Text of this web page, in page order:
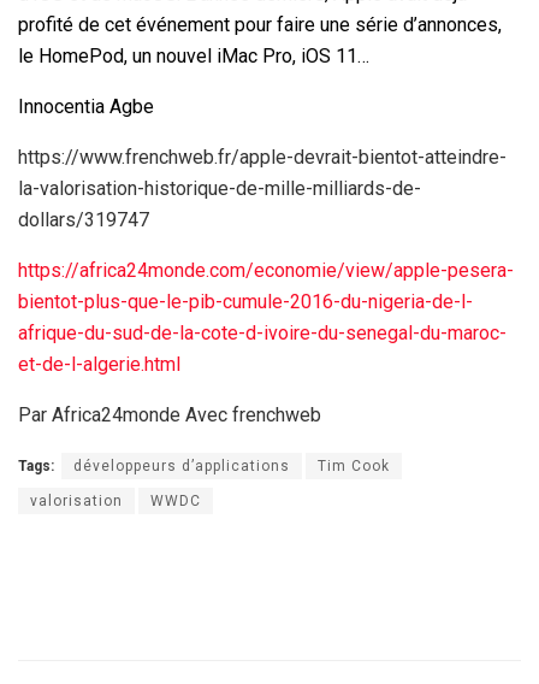
profité de cet événement pour faire une série d’annonces,
le HomePod, un nouvel iMac Pro, iOS 11…
Innocentia Agbe
https://www.frenchweb.fr/apple-devrait-bientot-atteindre-
la-valorisation-historique-de-mille-milliards-de-
dollars/319747
https://africa24monde.com/economie/view/apple-pesera-
bientot-plus-que-le-pib-cumule-2016-du-nigeria-de-l-
afrique-du-sud-de-la-cote-d-ivoire-du-senegal-du-maroc-
et-de-l-algerie.html
Par Africa24monde Avec frenchweb
Tags: développeurs d’applications Tim Cook
valorisation WWDC